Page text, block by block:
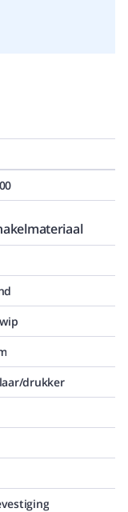
drukker